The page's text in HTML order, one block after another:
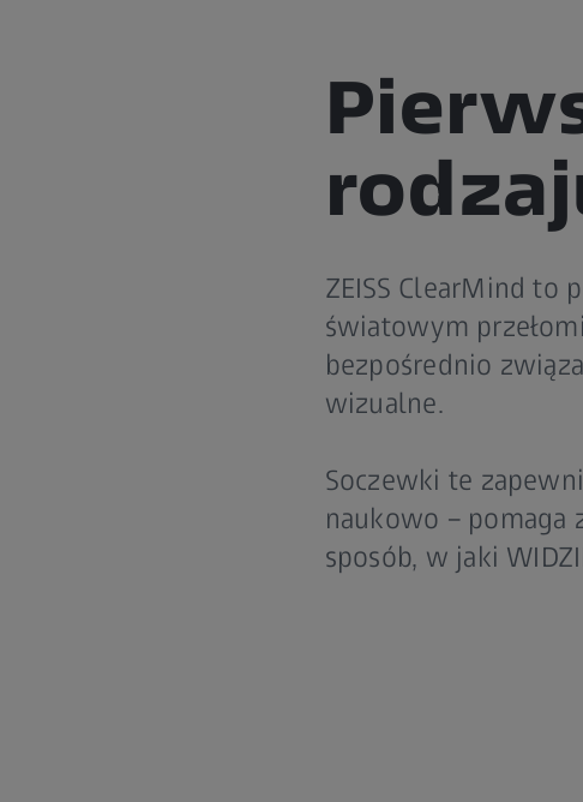
ZEISS ClearMind to
światowym
bezpośrednio
wizualne.
Soczewki te
naukowo – pomaga
sposób, w jaki